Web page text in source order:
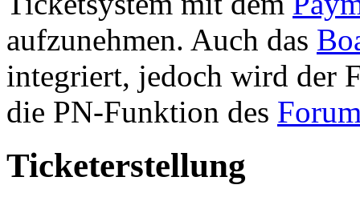
aufzunehmen. Auch das
integriert, jedoch wird der
die PN-Funktion des
Ticketerstellung